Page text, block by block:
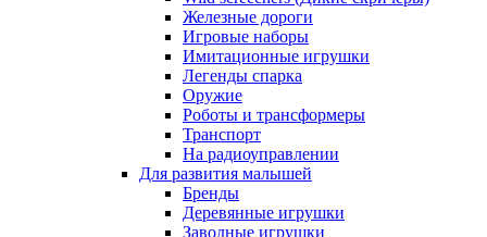
Железные дороги
Игровые наборы
Имитационные игрушки
Легенды спарка
Оружие
Роботы и трансформеры
Транспорт
На радиоуправлении
Для развития малышей
Бренды
Деревянные игрушки
Заводные игрушки